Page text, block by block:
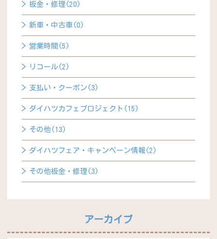
板金・修理(20)
新車・中古車(0)
営業時間(5)
リコール(2)
支払い・クーポン(3)
ダイハツカフェプロジェクト(15)
その他(13)
ダイハツフェア・キャンペーン情報(2)
その他板金・修理(3)
アーカイブ